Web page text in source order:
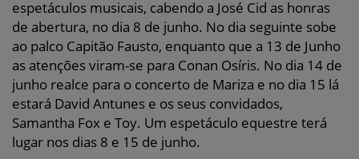
espetáculos musicais, cabendo a José Cid as honras
de abertura, no dia 8 de junho. No dia seguinte sobe
ao palco Capitão Fausto, enquanto que a 13 de Junho
as atenções viram-se para Conan Osíris. No dia 14 de
junho realce para o concerto de Mariza e no dia 15 lá
estará David Antunes e os seus convidados,
Samantha Fox e Toy. Um espetáculo equestre terá
lugar nos dias 8 e 15 de junho.